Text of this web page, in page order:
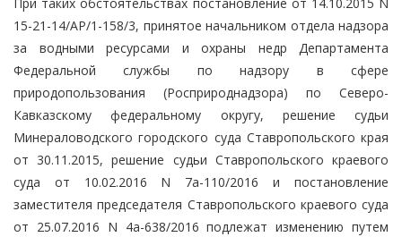
15-21-14/АР/1-158/3, принятое начальником отдела надзора
за водными ресурсами и охраны недр Департамента
Федеральной службы по надзору в сфере
природопользования (Росприроднадзора) по Северо-
Кавказскому федеральному округу, решение судьи
Минераловодского городского суда Ставропольского края
от 30.11.2015, решение судьи Ставропольского краевого
суда от 10.02.2016 N 7а-110/2016 и постановление
заместителя председателя Ставропольского краевого суда
от 25.07.2016 N 4а-638/2016 подлежат изменению путем